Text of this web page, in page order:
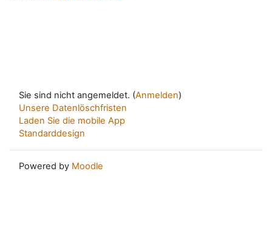
Sie sind nicht angemeldet. (Anmelden)
Unsere Datenlöschfristen
Laden Sie die mobile App
Standarddesign
Powered by Moodle